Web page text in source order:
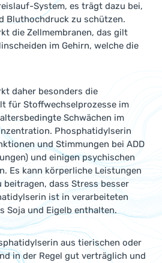
System, es trägt dazu bei,
Bluthochdruck zu schützen.
die Zellmembranen, das gilt
im Gehirn, welche die
daher besonders die
für Stoffwechselprozesse im
Schwächen im
Phosphatidylserin
und Stimmungen bei ADD
und einigen psychischen
Es kann körperliche Leistungen
dass Stress besser
ist in verarbeiteten
Soja und Eigelb enthalten.
aus tierischen oder
in der Regel gut verträglich und